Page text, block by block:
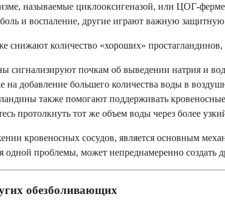
называемые циклооксигеназой, или ЦОГ-
и воспаление, другие играют важную
количество «хороших»
сигнализируют почкам об выведении натрия и
на добавление большего количества воды в
также помогают поддерживать
протолкнуть тот же объем воды через более
кровеносных сосудов, является основным
одной проблемы, может непреднамеренно создать
обезболивающих